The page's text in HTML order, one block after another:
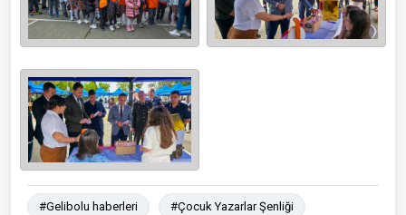
#Gelibolu haberleri #Çocuk Yazarlar Şenliği